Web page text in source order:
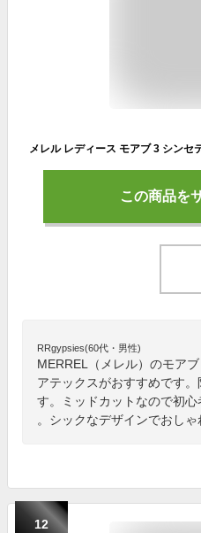
この商品を
RRgypsies(60代・男性)
MERREL（メレル）のモア
アテックスがおすすめです
す。ミッドカットなので初
。シックなデザインでおしゃ
12